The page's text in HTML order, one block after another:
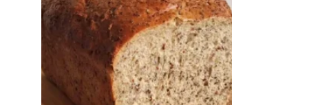
Comer Bem: Pão Low
Carb